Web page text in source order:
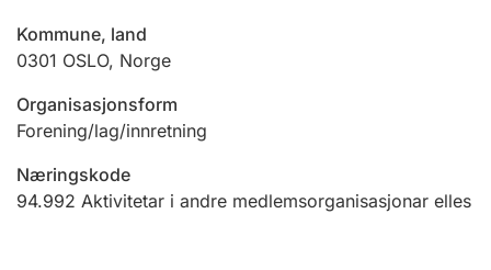
Ektepaktrettleiaren
Kommune, land
0301 OSLO, Norge
Organisasjonsform
Forening/lag/innretning
Næringskode
94.992 Aktivitetar i andre medlemsorganisasjonar elles